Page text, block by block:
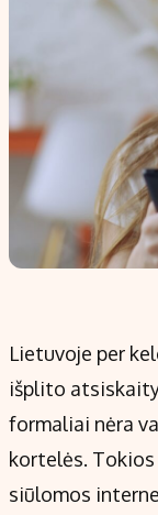
Lietuvoje per
išplito
formaliai nėra
kortelės. Tokios
siūlomos